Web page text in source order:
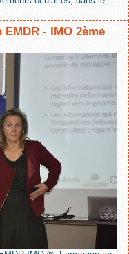
- IMO 2ème